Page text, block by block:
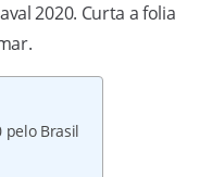
2020. Curta a folia
pelo Brasil